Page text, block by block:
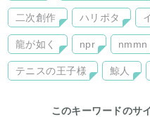
二次創作 ハリポタ
龍が如く npr nmmn
テニスの王子様 鯨人
このキーワードのサ